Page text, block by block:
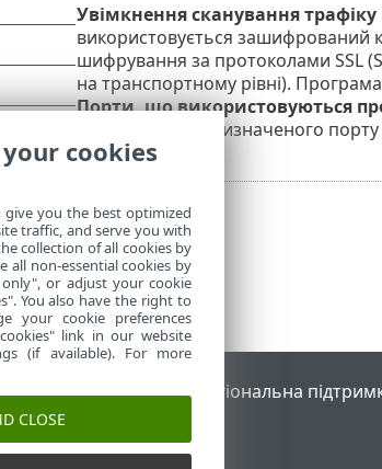
Увімкнення сканування трафіку
використовується зашифрований
шифрування за протоколами SSL
на транспортному рівні).
Порти, що використовуються
до попередньо визначеного
ESET Status Portal Регіональна
захищено.
cookies
you the best optimized
traffic, and serve you with
collection of all cookies by
all non-essential cookies by
only", or adjust your cookie
You also have the right to
your cookie preferences
link in our website
(if available). For more
CLOSE